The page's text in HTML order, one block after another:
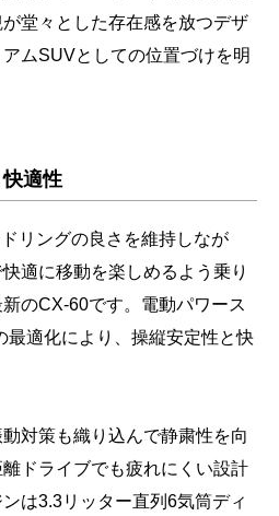
堂々とした存在感を放つデザ
ムSUVとしての位置づけを明
適性
リングの良さを維持しなが
適に移動を楽しめるよう乗り
のCX-60です。電動パワース
最適化により、操縦安定性と快
対策も織り込んで静粛性を向
離ドライブでも疲れにくい設計
は3.3リッター直列6気筒ディ